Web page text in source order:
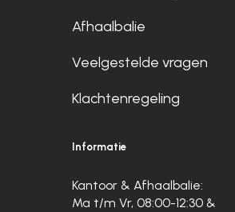
Afhaalbalie
Veelgestelde vragen
Klachtenregeling
Informatie
Kantoor & Afhaalbalie:
Ma t/m Vr, 08:00-12:30 &